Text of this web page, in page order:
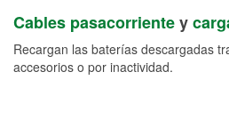
Cables pasacorrientey
Recargan las baterías descargadas
accesorios o por inactividad.